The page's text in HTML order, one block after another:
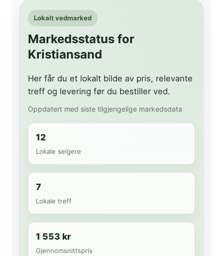
Lokalt vedmarked
Markedsstatus for
Kristiansand
Her får du et lokalt bilde av pris, relevante
treff og levering før du bestiller ved.
Oppdatert med siste tilgjengelige markedsdata
12
Lokale selgere
7
Lokale treff
1 553 kr
Gjennomsnittspris